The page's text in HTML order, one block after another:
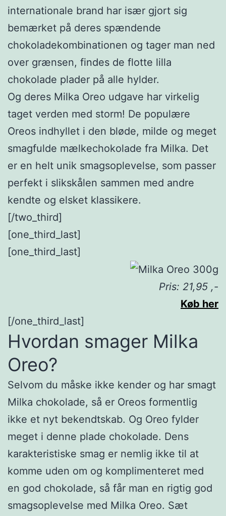
internationale brand har især gjort sig
bemærket på deres spændende
chokoladekombinationen og tager man ned
over grænsen, findes de flotte lilla
chokolade plader på alle hylder.
Og deres Milka Oreo udgave har virkelig
taget verden med storm! De populære
Oreos indhyllet i den bløde, milde og meget
smagfulde mælkechokolade fra Milka. Det
er en helt unik smagsoplevelse, som passer
perfekt i slikskålen sammen med andre
kendte og elsket klassikere.
[/two_third]
[one_third_last]
[one_third_last]
Pris: 21,95 ,-
Køb her
[/one_third_last]
Hvordan smager Milka
Oreo?
Selvom du måske ikke kender og har smagt
Milka chokolade, så er Oreos formentlig
ikke et nyt bekendtskab. Og Oreo fylder
meget i denne plade chokolade. Dens
karakteristiske smag er nemlig ikke til at
komme uden om og komplimenteret med
en god chokolade, så får man en rigtig god
smagsoplevelse med Milka Oreo. Sæt